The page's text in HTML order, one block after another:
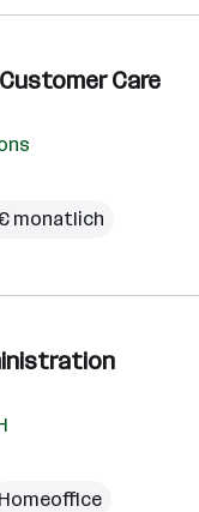
Care
€ monatlich
Homeoffice